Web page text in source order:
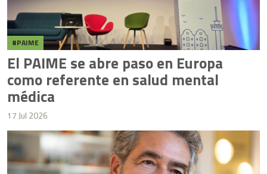
PAIME
El PAIME se abre paso en Europa
como referente en salud mental
médica
17 Jul 2026